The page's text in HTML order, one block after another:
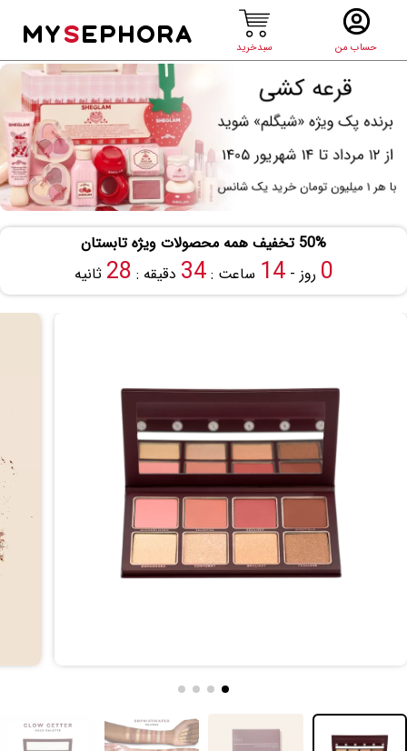
حساب من سبدخرید
MYSEPHORA
50% تخفیف همه محصولات ویژه تابستان
0 روز -14 ساعت :34 دقیقه : 27 ثانیه